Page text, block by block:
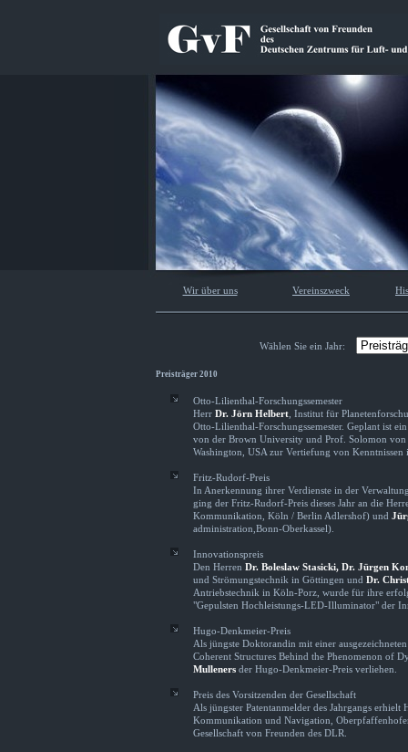
Wir über uns Vereinszweck
Wählen Sie ein Jahr:
Preisträger 2010
Otto-Lilienthal-Forschungssemester
Herr Dr. Jörn Helbert, Institut für
Otto-Lilienthal-Forschungssemester. Geplant ist
von der Brown University und Prof. Solomon
Washington, USA zur Vertiefung von
Fritz-Rudorf-Preis
In Anerkennung ihrer Verdienste in der
ging der Fritz-Rudorf-Preis dieses Jahr an die
Kommunikation, Köln / Berlin Adlershof) und
administration,Bonn-Oberkassel).
Innovationspreis
Den Herren Dr. Boleslaw Stasicki, Dr. Jürgen
und Strömungstechnik in Göttingen und Dr.
Antriebstechnik in Köln-Porz, wurde für ihre
"Gepulsten Hochleistungs-LED-Illuminator" der
Hugo-Denkmeier-Preis
Als jüngste Doktorandin mit einer
Coherent Structures Behind the Phenomenon of
Mulleners der Hugo-Denkmeier-Preis verliehen.
Preis des Vorsitzenden der Gesellschaft
Als jüngster Patentanmelder des Jahrgangs erhielt
Kommunikation und Navigation,
Gesellschaft von Freunden des DLR.